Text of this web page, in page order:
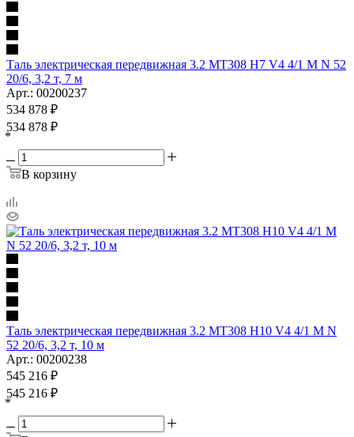
Таль электрическая передвижная 3.2 MT308 H7 V4 4/1 M N 52
20/6, 3,2 т, 7 м
Арт.: 00200237
534 878 ₽
534 878 ₽
*
В корзину
Таль электрическая передвижная 3.2 MT308 H10 V4 4/1 M N
52 20/6, 3,2 т, 10 м
Арт.: 00200238
545 216 ₽
545 216 ₽
*